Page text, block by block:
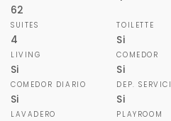
62
SUITES
4
TOILETTE
Si
LIVING
Si
COMEDOR
Si
COMEDOR DIARIO
Si
DEP.
Si
LAVADERO PLAYROOM
sistema de